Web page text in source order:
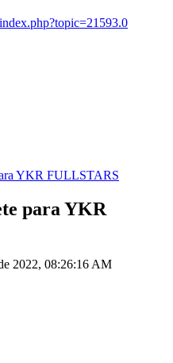
YKR FULLSTARS
para YKR
2022, 08:26:16 AM